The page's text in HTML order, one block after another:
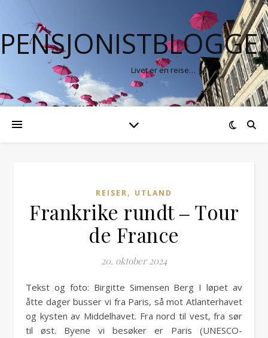
Livet er en reise…
REISER, UTLAND
Frankrike rundt ‒ Tour
de France
20. oktober 2024
Tekst og foto: Birgitte Simensen Berg I løpet av
åtte dager busser vi fra Paris, så mot Atlanterhavet
og kysten av Middelhavet. Fra nord til vest, fra sør
til øst. Byene vi besøker er Paris (UNESCO-